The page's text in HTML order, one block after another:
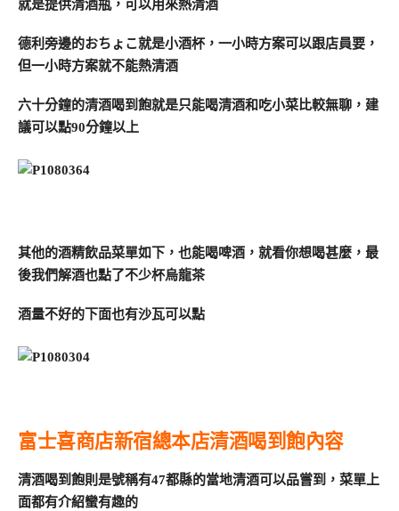
就是提供清酒瓶，可以用來熱清酒
德利旁邊的おちょこ就是小酒杯，一小時方案可以跟店員要，
但一小時方案就不能熱清酒
六十分鐘的清酒喝到飽就是只能喝清酒和吃小菜比較無聊，建
議可以點90分鐘以上
其他的酒精飲品菜單如下，也能喝啤酒，就看你想喝甚麼，最
後我們解酒也點了不少杯烏龍茶
酒量不好的下面也有沙瓦可以點
富士喜商店新宿總本店清酒喝到飽內容
清酒喝到飽則是號稱有47都縣的當地清酒可以品嘗到，菜單上
面都有介紹蠻有趣的